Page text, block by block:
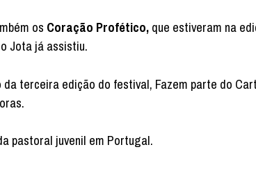
os Coração Profético, que estiveram na
Jota já assistiu.
terceira edição do festival, Fazem parte do
pastoral juvenil em Portugal.